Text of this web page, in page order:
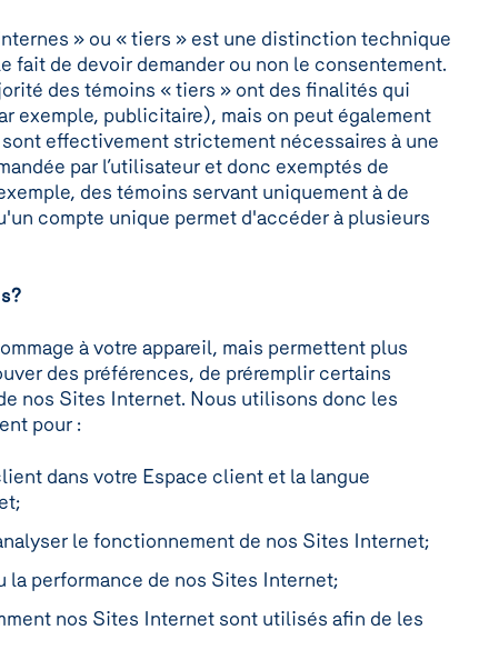
» ou « tiers » est une distinction technique
fait de devoir demander ou non le consentement.
des témoins « tiers » ont des finalités qui
exemple, publicitaire), mais on peut également
effectivement strictement nécessaires à une
par l’utilisateur et donc exemptés de
des témoins servant uniquement à de
compte unique permet d'accéder à plusieurs
à votre appareil, mais permettent plus
des préférences, de préremplir certains
nos Sites Internet. Nous utilisons donc les
pour :
dans votre Espace client et la langue
le fonctionnement de nos Sites Internet;
performance de nos Sites Internet;
nos Sites Internet sont utilisés afin de les